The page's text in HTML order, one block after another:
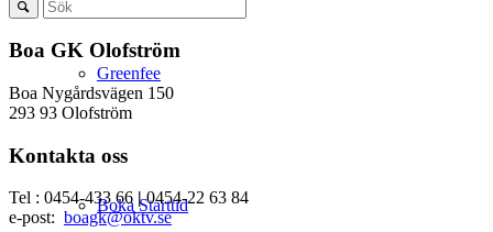
Greenfee
Boka Starttid
Boa GK Olofström
Boa Nygårdsvägen 150
293 93 Olofström
Kontakta oss
Tel : 0454-433 66 |0454-22 63 84
e-post: boagk@oktv.se